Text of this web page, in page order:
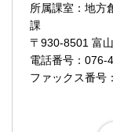
所属課室：地方
課
〒930-8501 富
電話番号：076-
ファックス番号